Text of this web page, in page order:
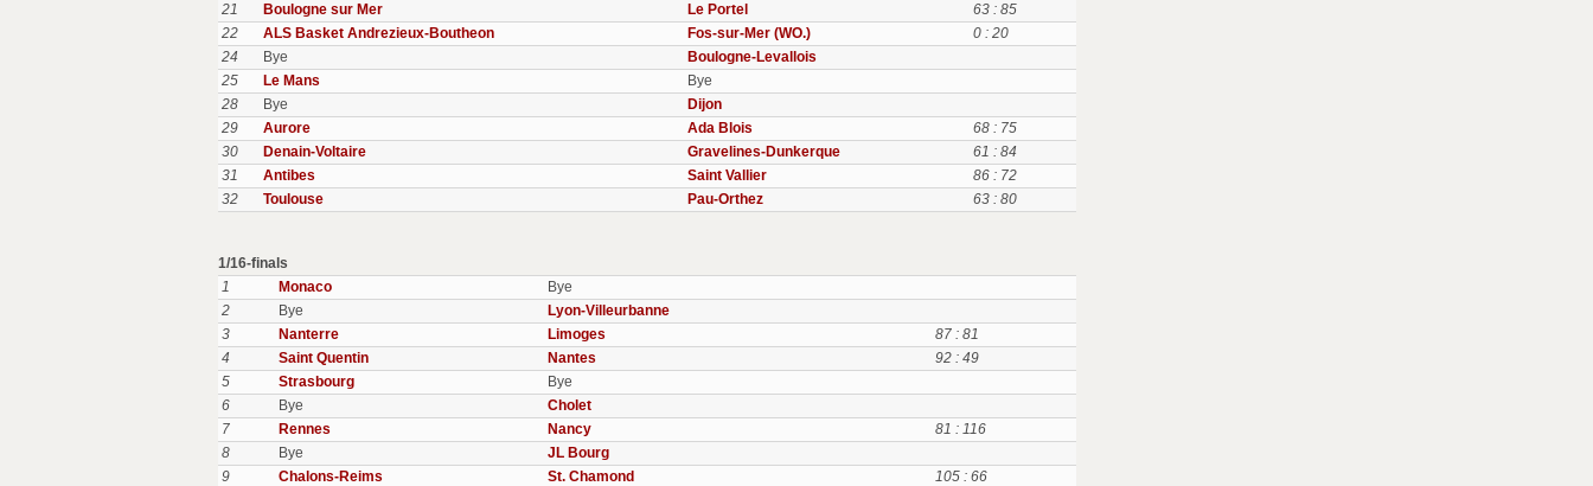
21
Boulogne sur Mer Le Portel
63 : 85
22
ALS Basket Andrezieux-Boutheon Fos-sur-Mer (WO.)
0 : 20
24
Bye
Boulogne-Levallois
25
Le Mans
Bye
28
Bye
Dijon
29
Aurore Ada Blois
68 : 75
30
Denain-Voltaire Gravelines-Dunkerque
61 : 84
31
Antibes Saint Vallier
86 : 72
32
Toulouse Pau-Orthez 63 : 80
1/16-finals
1
Monaco
Bye
2
Bye
Lyon-Villeurbanne
3
Nanterre Limoges
87 : 81
4
Saint Quentin Nantes
92 : 49
5
Strasbourg
Bye
6
Bye
Cholet
7
Rennes Nancy
81 : 116
8
Bye
JL Bourg
9
Chalons-Reims St. Chamond
105 : 66